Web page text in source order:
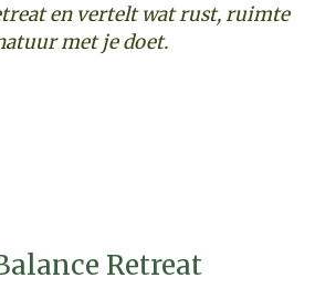
en vertelt wat rust, ruimte
met je doet.
Retreat